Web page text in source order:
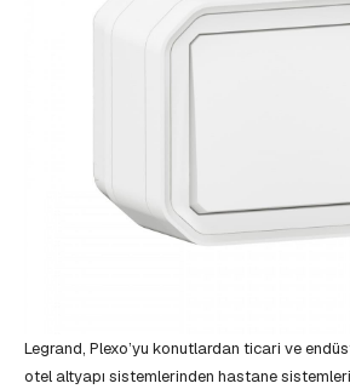
Legrand, Plexo’yu konutlardan ticari ve
otel altyapı sistemlerinden hastane